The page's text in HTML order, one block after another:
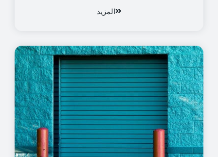
المزيد